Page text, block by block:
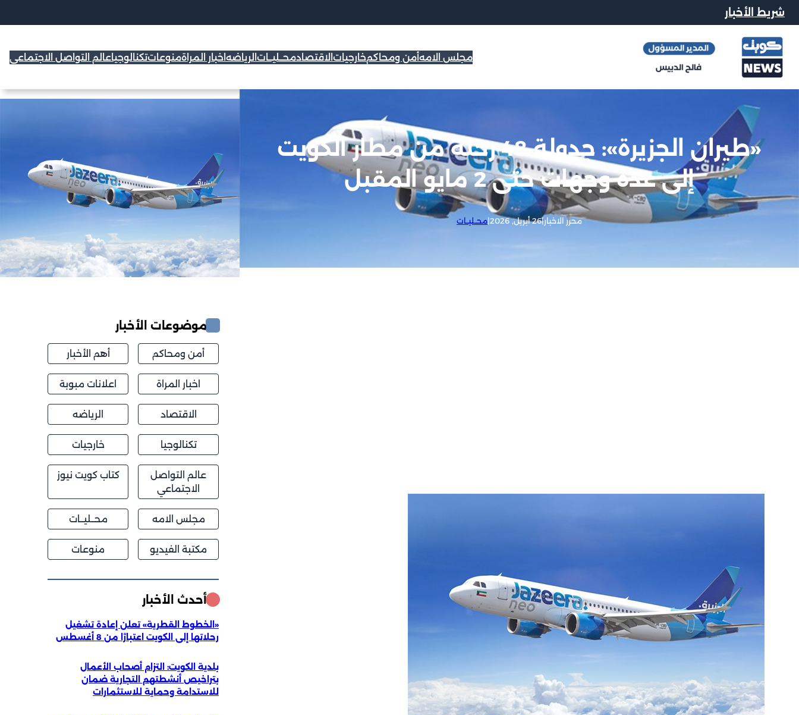
شريط الأخبار
مجلس الامهأمن ومحاكمخارجيات الاقتصادمحــليــات الرياضه اخبار المراةمنوعاتتكنالوجياعالم التواصل الاجتماعي
«طيران الجزيرة»: جدولة 48 رحلة من مطار الكويت
إلى عدة وجهات حتى 2 مايو المقبل
محرر الاخبار|26 أبريل, 2026 |محــليــات
موضوعات الأخبار
أمن ومحاكم أهم الأخبار
اخبار المراة اعلانات مبوبة
الاقتصاد الرياضه
تكنالوجيا خارجيات
عالم التواصل
الاجتماعي
كتاب كويت نيوز
مجلس الامه محــليــات
مكتبة الفيديو منوعات
أحدث الأخبار
«الخطوط القطرية» تعلن إعادة تشغيل
رحلاتها إلى الكويت اعتبارًا من 8 أغسطس
بلدية الكويت: التزام أصحاب الأعمال
بتراخيص أنشطتهم التجارية ضمان
للاستدامة وحماية للاستثمارات